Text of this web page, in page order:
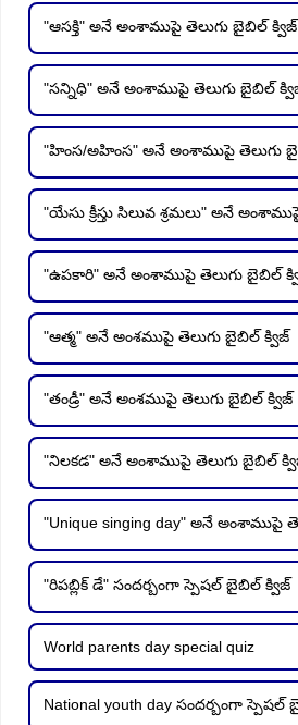
"ఆసక్తి" అనే అంశాముపై తెలుగు బైబిల్ క్విజ్
"సన్నిధి" అనే అంశాముపై తెలుగు బైబిల్
"హింస/అహింస" అనే అంశాముపై తెలుగు
"యేసు క్రీస్తు సిలువ శ్రమలు" అనే
"ఉపకారి" అనే అంశాముపై తెలుగు బైబిల్
"ఆత్మ" అనే అంశముపై తెలుగు బైబిల్ క్విజ్
"తండ్రీ" అనే అంశముపై తెలుగు బైబిల్ క్విజ్
"నిలకడ" అనే అంశాముపై తెలుగు బైబిల్
"Unique singing day" అనే అంశాముపై
"రిపబ్లిక్ డే" సందర్బంగా స్పెషల్ బైబిల్ క్విజ్
World parents day special quiz
National youth day సందర్బంగా స్పెషల్